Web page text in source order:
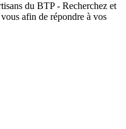
du BTP - Recherchez et
afin de répondre à vos